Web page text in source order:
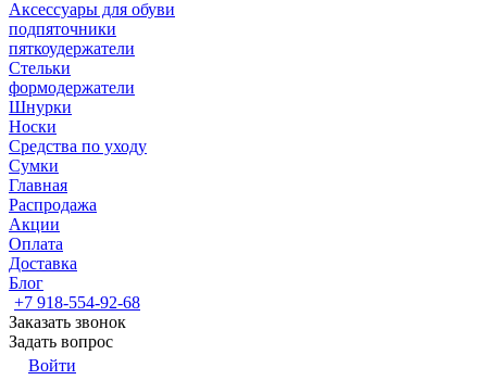
Аксессуары для обуви
подпяточники
пяткоудержатели
Стельки
формодержатели
Шнурки
Носки
Средства по уходу
Сумки
Главная
Распродажа
Акции
Оплата
Доставка
Блог
+7 918-554-92-68
Заказать звонок
Задать вопрос
Войти